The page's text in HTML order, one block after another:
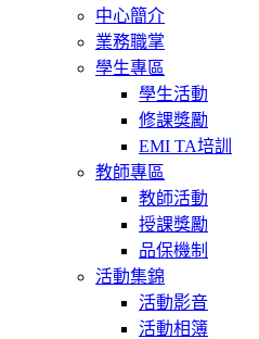
中心簡介
業務職掌
學生專區
學生活動
修課獎勵
EMI TA培訓
教師專區
教師活動
授課獎勵
品保機制
活動集錦
活動影音
活動相簿